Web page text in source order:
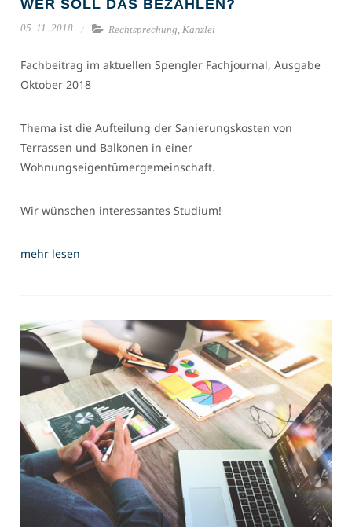
WER SOLL DAS BEZAHLEN?
05. 11. 2018 Rechtsprechung, Kanzlei
Fachbeitrag im aktuellen Spengler Fachjournal, Ausgabe
Oktober 2018
Thema ist die Aufteilung der Sanierungskosten von
Terrassen und Balkonen in einer
Wohnungseigentümergemeinschaft.
Wir wünschen interessantes Studium!
mehr lesen